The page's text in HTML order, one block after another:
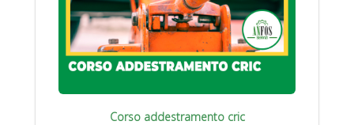
Corso addestramento cric